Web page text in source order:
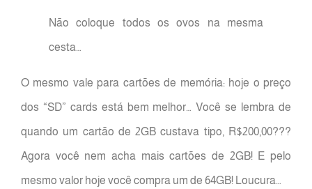
Não coloque todos os ovos na mesma
cesta…
O mesmo vale para cartões de memória: hoje o preço
dos “SD” cards está bem melhor… Você se lembra de
quando um cartão de 2GB custava tipo, R$200,00???
Agora você nem acha mais cartões de 2GB! E pelo
mesmo valor hoje você compra um de 64GB! Loucura…